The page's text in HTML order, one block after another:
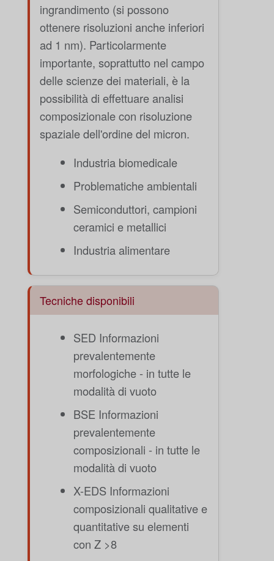
ingrandimento (si possono
ottenere risoluzioni anche inferiori
ad 1 nm). Particolarmente
importante, soprattutto nel campo
delle scienze dei materiali, è la
possibilità di effettuare analisi
composizionale con risoluzione
spaziale dell'ordine del micron.
Industria biomedicale
Problematiche ambientali
Semiconduttori, campioni
ceramici e metallici
Industria alimentare
Tecniche disponibili
SED Informazioni
prevalentemente
morfologiche - in tutte le
modalità di vuoto
BSE Informazioni
prevalentemente
composizionali - in tutte le
modalità di vuoto
X-EDS Informazioni
composizionali qualitative e
quantitative su elementi
con Z >8